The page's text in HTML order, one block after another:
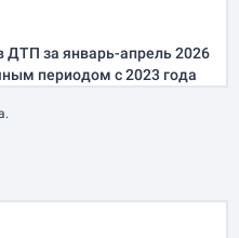
ДТП заянварь-апрель2026
периодом с 2023 года